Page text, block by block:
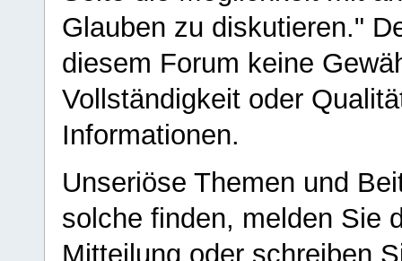
Glauben zu diskutieren."
diesem Forum keine
Vollständigkeit oder
Informationen.
Unseriöse Themen und
solche finden, melden Sie
Mitteilung oder schreiben